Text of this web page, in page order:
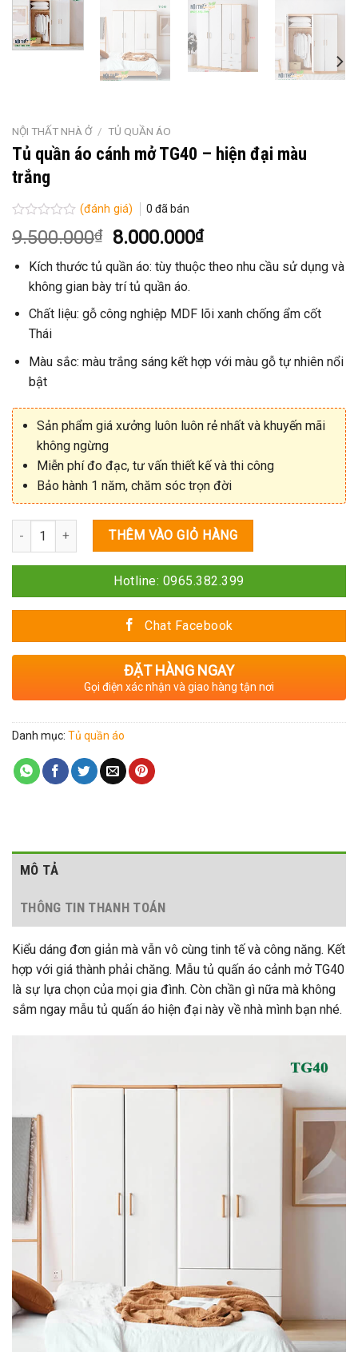
NỘI THẤT NHÀ Ở / TỦ QUẦN ÁO
Tủ quần áo cánh mở TG40 – hiện đại màu
trắng
Được
xếp
0
(đánh giá) 0 đã bán
9.500.000₫
Giá
gốc
là:
9.500.000₫.
8.000.000₫Giá
tại
8.000.000₫.
Kích thước tủ quần áo: tùy thuộc theo nhu cầu sử dụng và
không gian bày trí tủ quần áo.
Chất liệu: gỗ công nghiệp MDF lõi xanh chống ẩm cốt
Thái
Màu sắc: màu trắng sáng kết hợp với màu gỗ tự nhiên nổi
bật
Sản phẩm giá xưởng luôn luôn rẻ nhất và khuyến mãi
không ngừng
Miễn phí đo đạc, tư vấn thiết kế và thi công
Bảo hành 1 năm, chăm sóc trọn đời
Số lượng THÊM VÀO GIỎ HÀNG
Hotline: 0965.382.399
Chat Facebook
ĐẶT HÀNG NGAY
Gọi điện xác nhận và giao hàng tận nơi
Danh mục: Tủ quần áo
MÔ TẢ
THÔNG TIN THANH TOÁN
Kiểu dáng đơn giản mà vẫn vô cùng tinh tế và công năng. Kết
hợp với giá thành phải chăng. Mẫu tủ quấn áo cảnh mở TG40
là sự lựa chọn của mọi gia đình. Còn chần gì nữa mà không
sắm ngay mẫu tủ quấn áo hiện đại này về nhà mình bạn nhé.